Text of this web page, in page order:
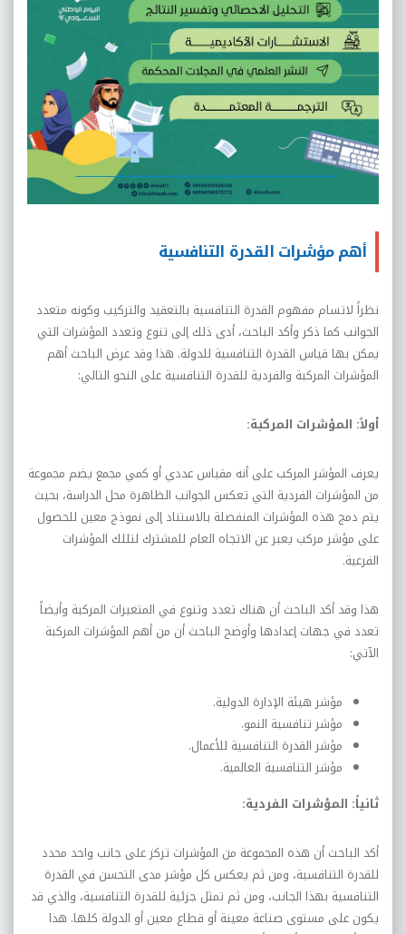
أهم مؤشرات القدرة التنافسية
نظراً لاتسام مفهوم القدرة التنافسية بالتعقيد والتركيب وكونه متعدد
الجوانب كما ذكر وأكد الباحث، أدى ذلك إلى تنوع وتعدد المؤشرات التي
يمكن بها قياس القدرة التنافسية للدولة. هذا وقد عرض الباحث أهم
المؤشرات المركبة والفردية للقدرة التنافسية على النحو التالي:
أولاً: المؤشرات المركبة:
يعرف المؤشر المركب على أنه مقياس عددي أو كمي مجمع يضم مجموعة
من المؤشرات الفردية التي تعكس الجوانب الظاهرة محل الدراسة، بحيث
يتم دمج هذه المؤشرات المنفصلة بالاستناد إلى نموذج معين للحصول
على مؤشر مركب يعبر عن الاتجاه العام للمشترك لتللك المؤشرات
الفرعية.
هذا وقد أكد الباحث أن هناك تعدد وتنوع في المتغيرات المركبة وأيضاً
تعدد في جهات إعدادها وأوضح الباحث أن من أهم المؤشرات المركبة
الآتي:
مؤشر هيئة الإدارة الدولية.
مؤشر تنافسية النمو.
مؤشر القدرة التنافسية للأعمال.
مؤشر التنافسية العالمية.
ثانياً: المؤشرات الفردية:
أكد الباحث أن هذه المجموعة من المؤشرات تركز على جانب واحد محدد
للقدرة التنافسية، ومن ثم يعكس كل مؤشر مدى التحسن في القدرة
التنافسية بهذا الجانب، ومن ثم تمثل جزئية للقدرة التنافسية، والذي قد
يكون على مستوى صناعة معينة أو قطاع معين أو الدولة كلها. هذا